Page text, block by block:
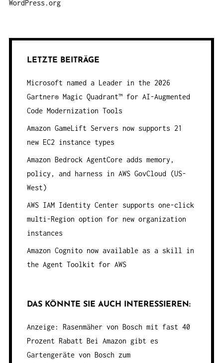
WordPress.org
LETZTE BEITRÄGE
Microsoft named a Leader in the 2026
Gartner® Magic Quadrant™ for AI-Augmented
Code Modernization Tools
Amazon GameLift Servers now supports 21
new EC2 instance types
Amazon Bedrock AgentCore adds memory,
policy, and harness in AWS GovCloud (US-
West)
AWS IAM Identity Center supports one-click
multi-Region option for new organization
instances
Amazon Cognito now available as a skill in
the Agent Toolkit for AWS
DAS KÖNNTE SIE AUCH INTERESSIEREN:
Anzeige: Rasenmäher von Bosch mit fast 40
Prozent Rabatt Bei Amazon gibt es
Gartengeräte von Bosch zum